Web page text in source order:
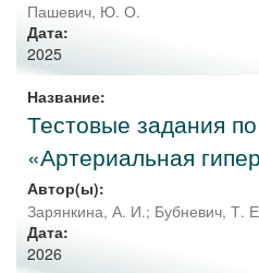
Пашевич, Ю. О.
Дата:
2025
Название:
Тестовые задания
«Артериальная
Автор(ы):
Зарянкина, А. И.; Бубневич, Т.
Дата:
2026